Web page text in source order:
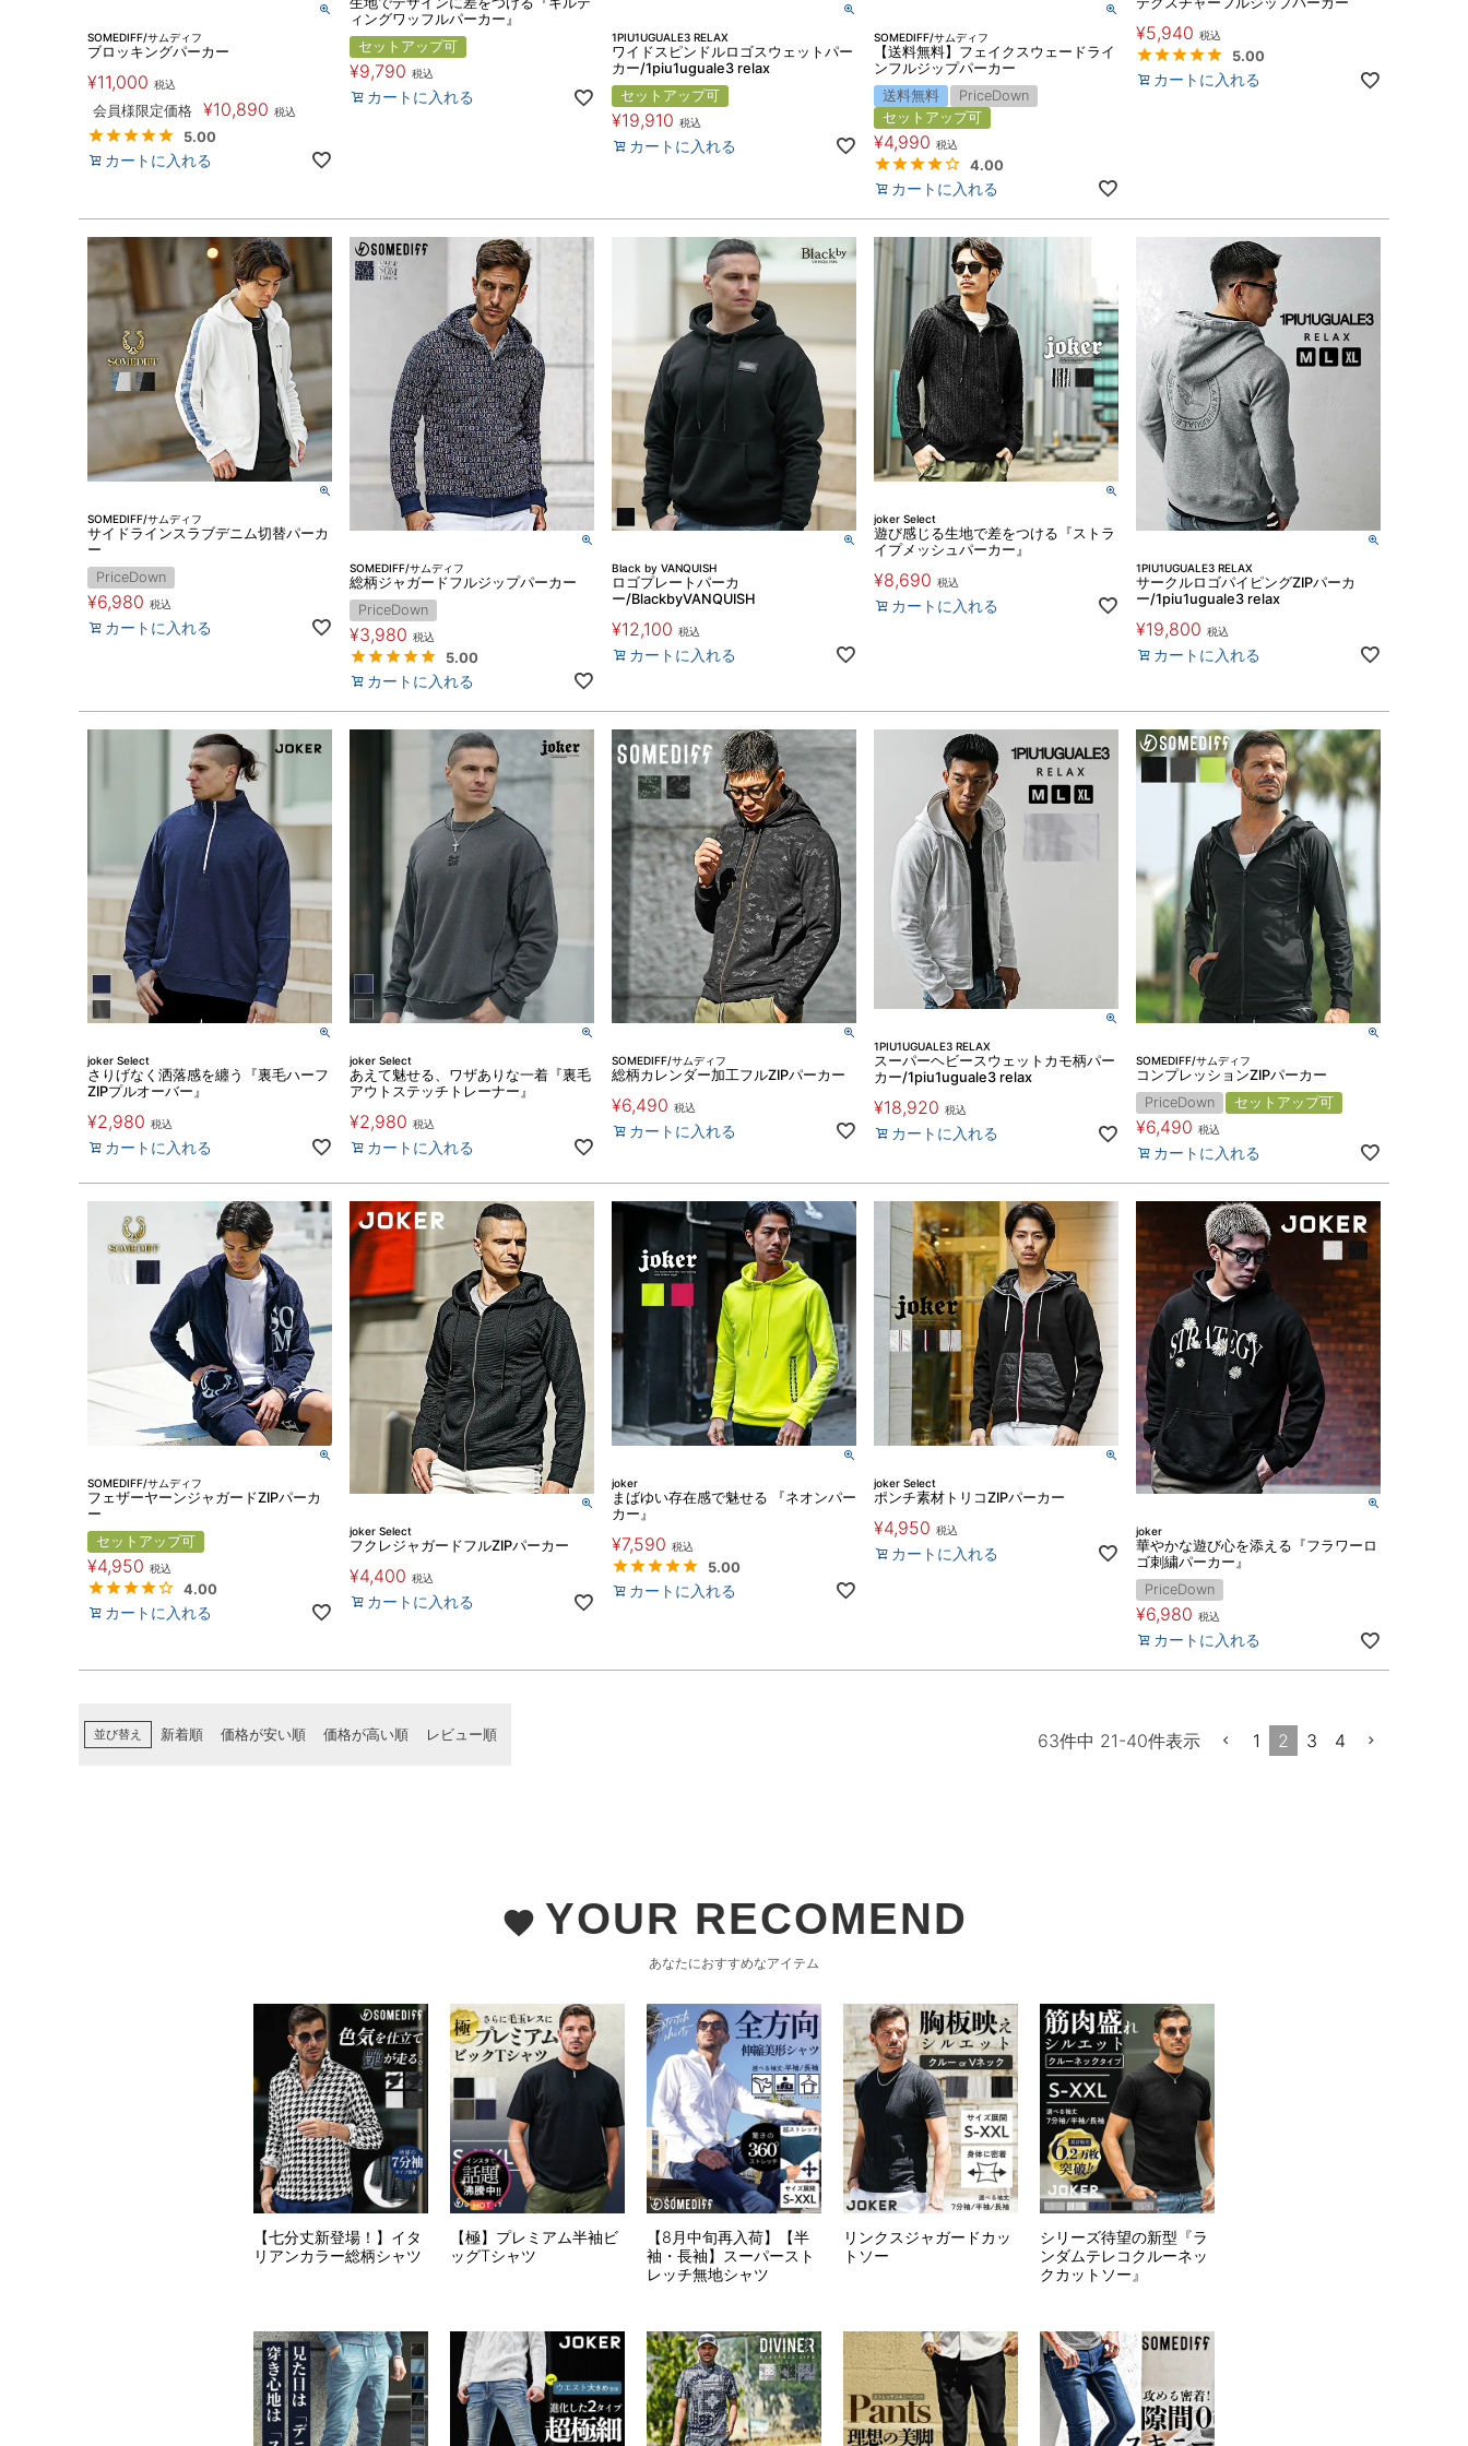
SOMEDIFF/サムディフ
ブロッキングパーカー
¥11,000 税込
会員様限定価格 ¥10,890 税込
5.00
カートに入れる
ィングワッフルパーカー』
セットアップ可
¥9,790 税込
カートに入れる
1PIU1UGUALE3 RELAX
ワイドスピンドルロゴスウェットパー
カー/1piu1uguale3 relax
セットアップ可
¥19,910 税込
カートに入れる
SOMEDIFF/サムディフ
【送料無料】フェイクスウェードライ
ンフルジップパーカー
送料無料
PriceDown
セットアップ可
¥4,990 税込
4.00
カートに入れる
¥5,940 税込
5.00
カートに入れる
SOMEDIFF/サムディフ
サイドラインスラブデニム切替パーカ
ー
PriceDown
¥6,980 税込
カートに入れる
SOMEDIFF/サムディフ
総柄ジャガードフルジップパーカー
PriceDown
¥3,980 税込
5.00
カートに入れる
Black by VANQUISH
ロゴプレートパーカ
ー/BlackbyVANQUISH
¥12,100 税込
カートに入れる
joker Select
遊び感じる生地で差をつける『ストラ
イプメッシュパーカー』
¥8,690 税込
カートに入れる
1PIU1UGUALE3 RELAX
サークルロゴパイピングZIPパーカ
ー/1piu1uguale3 relax
¥19,800 税込
カートに入れる
joker Select
さりげなく洒落感を纏う『裏毛ハーフ
ZIPプルオーバー』
¥2,980 税込
カートに入れる
joker Select
あえて魅せる、ワザありな一着『裏毛
アウトステッチトレーナー』
¥2,980 税込
カートに入れる
SOMEDIFF/サムディフ
総柄カレンダー加工フルZIPパーカー
¥6,490 税込
カートに入れる
1PIU1UGUALE3 RELAX
スーパーヘビースウェットカモ柄パー
カー/1piu1uguale3 relax
¥18,920 税込
カートに入れる
SOMEDIFF/サムディフ
コンプレッションZIPパーカー
PriceDown
セットアップ可
¥6,490 税込
カートに入れる
SOMEDIFF/サムディフ
フェザーヤーンジャガードZIPパーカ
ー
セットアップ可
¥4,950 税込
4.00
カートに入れる
joker Select
フクレジャガードフルZIPパーカー
¥4,400 税込
カートに入れる
joker
まばゆい存在感で魅せる 『ネオンパー
カー』
¥7,590 税込
5.00
カートに入れる
joker Select
ポンチ素材トリコZIPパーカー
¥4,950 税込
カートに入れる
joker
華やかな遊び心を添える『フラワーロ
ゴ刺繍パーカー』
PriceDown
¥6,980 税込
カートに入れる
並び替え 新着順 価格が安い順 価格が高い順 レビュー順 63件中 21-40件表示 1 2 3 4
favorite YOUR RECOMEND
あなたにおすすめなアイテム
【七分丈新登場！】イタ
リアンカラー総柄シャツ
【極】プレミアム半袖ビ
ッグTシャツ
【8月中旬再入荷】【半
袖・長袖】スーパースト
レッチ無地シャツ
リンクスジャガードカッ
トソー
シリーズ待望の新型『ラ
ンダムテレコクルーネッ
クカットソー』